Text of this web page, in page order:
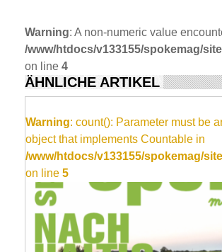
Warning: A non-numeric value
/www/htdocs/v133155/spokemag/
on line 4
ÄHNLICHE ARTIKEL
Warning: count(): Parameter must be
object that implements Countable in
/www/htdocs/v133155/spokemag/
on line 5